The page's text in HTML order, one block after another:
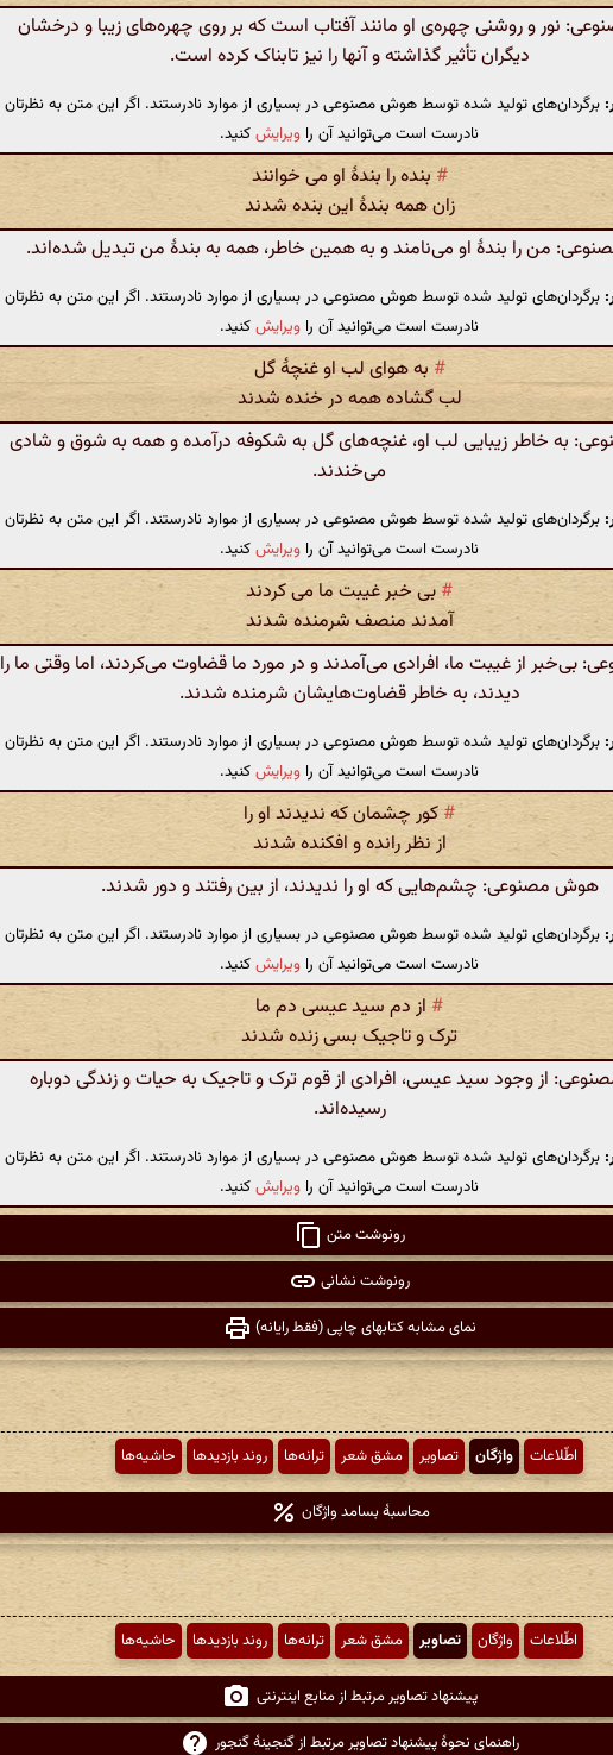
نور و روشنی چهره‌ی او مانند آفتاب است که بر روی چهره‌های زیبا و درخشان
دیگران تأثیر گذاشته و آنها را نیز تابناک کرده است.
برگردان‌های تولید شده توسط هوش مصنوعی در بسیاری از موارد نادرستند. اگر این متن به نظرتان
نادرست است می‌توانید آن را ویرایشکنید.
#بنده را بندهٔ او می خوانند
زان همه بندهٔ این بنده شدند
من را بندهٔ او می‌نامند و به همین خاطر، همه به بندهٔ من تبدیل شده‌اند.
برگردان‌های تولید شده توسط هوش مصنوعی در بسیاری از موارد نادرستند. اگر این متن به نظرتان
نادرست است می‌توانید آن را ویرایشکنید.
# به هوای لب او غنچهٔ گل
لب گشاده همه در خنده شدند
به خاطر زیبایی لب او، غنچه‌های گل به شکوفه درآمده و همه به شوق و شادی
می‌خندند.
برگردان‌های تولید شده توسط هوش مصنوعی در بسیاری از موارد نادرستند. اگر این متن به نظرتان
نادرست است می‌توانید آن را ویرایشکنید.
#بی خبر غیبت ما می کردند
آمدند منصف شرمنده شدند
بی‌خبر از غیبت ما، افرادی می‌آمدند و در مورد ما قضاوت می‌کردند، اما وقتی ما را
دیدند، به خاطر قضاوت‌هایشان شرمنده شدند.
برگردان‌های تولید شده توسط هوش مصنوعی در بسیاری از موارد نادرستند. اگر این متن به نظرتان
نادرست است می‌توانید آن را ویرایشکنید.
#کور چشمان که ندیدند او را
از نظر رانده و افکنده شدند
هوش مصنوعی: چشم‌هایی که او را ندیدند، از بین رفتند و دور شدند.
برگردان‌های تولید شده توسط هوش مصنوعی در بسیاری از موارد نادرستند. اگر این متن به نظرتان
نادرست است می‌توانید آن را ویرایشکنید.
# از دم سید عیسی دم ما
ترک و تاجیک بسی زنده شدند
از وجود سید عیسی، افرادی از قوم ترک و تاجیک به حیات و زندگی دوباره
رسیده‌اند.
برگردان‌های تولید شده توسط هوش مصنوعی در بسیاری از موارد نادرستند. اگر این متن به نظرتان
نادرست است می‌توانید آن را ویرایشکنید.
رونوشت متن
رونوشت نشانی
نمای مشابه کتابهای چاپی (فقط رایانه)
اطّلاعات واژگان تصاویر مشق شعر ترانه‌ها روند بازدیدها حاشیه‌ها
محاسبهٔ بسامد واژگان
اطّلاعات واژگان تصاویر مشق شعر ترانه‌ها روند بازدیدها حاشیه‌ها
پیشنهاد تصاویر مرتبط از منابع اینترنتی
راهنمای نحوهٔ پیشنهاد تصاویر مرتبط از گنجینهٔ گنجور